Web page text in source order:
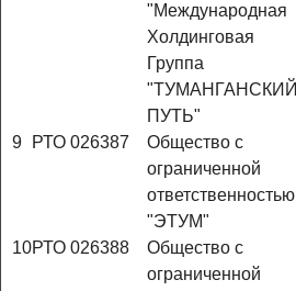
"Международная
Холдинговая
Группа
"ТУМАНГАНСКИЙ
ПУТЬ"
9 РТО 026387
Общество с
ограниченной
ответственностью
"ЭТУМ"
10РТО 026388
Общество с
ограниченной